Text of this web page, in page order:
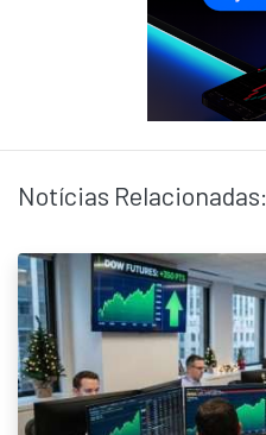
Notícias Relacionadas: